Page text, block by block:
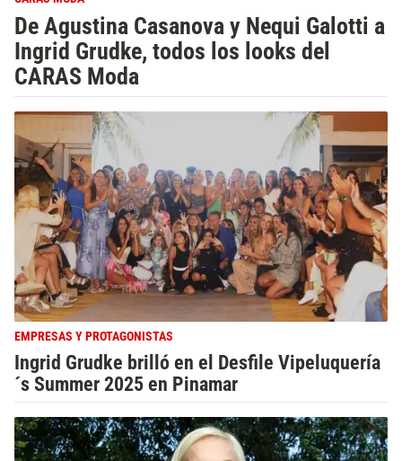
De Agustina Casanova y Nequi Galotti a
Ingrid Grudke, todos los looks del
CARAS Moda
EMPRESAS Y PROTAGONISTAS
Ingrid Grudke brilló en el Desfile Vipeluquería
´s Summer 2025 en Pinamar